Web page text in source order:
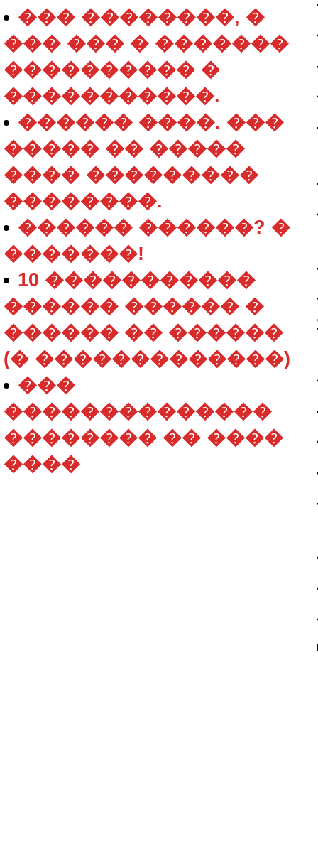
��� ��������, �
��� ��� � �������
���������� �
�����������.
������ ����. ���
����� �� �����
���� ���������
��������.
������ ������? �
�������!
10 �����������
������ ������ �
������ �� ������
(� �������������)
���
��������������
�������� �� ����
����